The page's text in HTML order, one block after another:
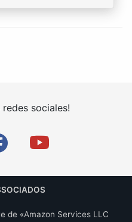
redes sociales!
de «Amazon Services LLC